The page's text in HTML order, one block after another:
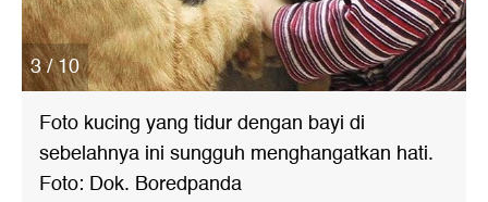
3 / 10
Foto kucing yang tidur dengan bayi di
sebelahnya ini sungguh menghangatkan hati.
Foto: Dok. Boredpanda